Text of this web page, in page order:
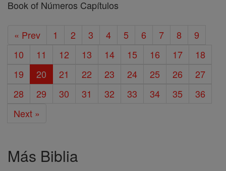
Book of Números Capítulos
« Prev 1 2 3 4 5 6 7 8
9
10
11 12 13 14 15 16 17
18
19
20 21 22 23 24 25 26
27
28
29 30 31 32 33 34 35
36
Next »
Más Biblia